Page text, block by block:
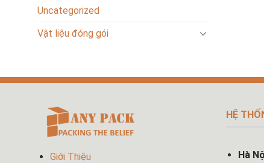
Uncategorized
Vật liệu đóng gói
Giới Thiệu
HỆ
Hà